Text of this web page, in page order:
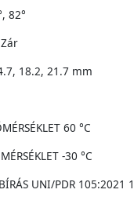
82°
18.2, 21.7 mm
60 °C
-30 °C
UNI/PDR 105:2021